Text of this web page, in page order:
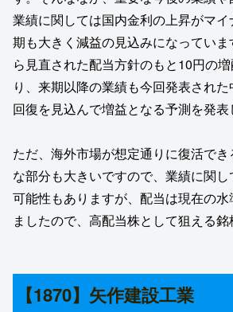
業績に関しては国内金利の上昇がマ
期も大きく減益の見込みになってい
ら見直された配当方針のもと10円の
り、来期以降の業績も今回発表され
回復を見込んで増益となる予測を発表
ただ、海外市場が想定通りに復活で
な部分も大きいですので、業績に関し
可能性もありますが、配当は現在の
ましたので、高配当株として狙える銘
【1870】矢作建設工業